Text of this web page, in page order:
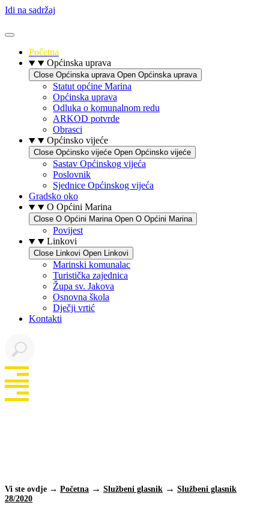
Idi na sadržaj
Početna
Općinska uprava
Close Općinska uprava Open Općinska uprava
Statut općine Marina
Općinska uprava
Odluka o komunalnom redu
ARKOD potvrde
Obrasci
Općinsko vijeće
Close Općinsko vijeće Open Općinsko vijeće
Sastav Općinskog vijeća
Poslovnik
Sjednice Općinskog vijeća
Gradsko oko
O Općini Marina
Close O Općini Marina Open O Općini Marina
Povijest
Linkovi
Close Linkovi Open Linkovi
Marinski komunalac
Turistička zajednica
Župa sv. Jakova
Osnovna škola
Dječji vrtić
Kontakti
Vi ste ovdje → Početna Službeni glasnik
Službeni glasnik
28/2020